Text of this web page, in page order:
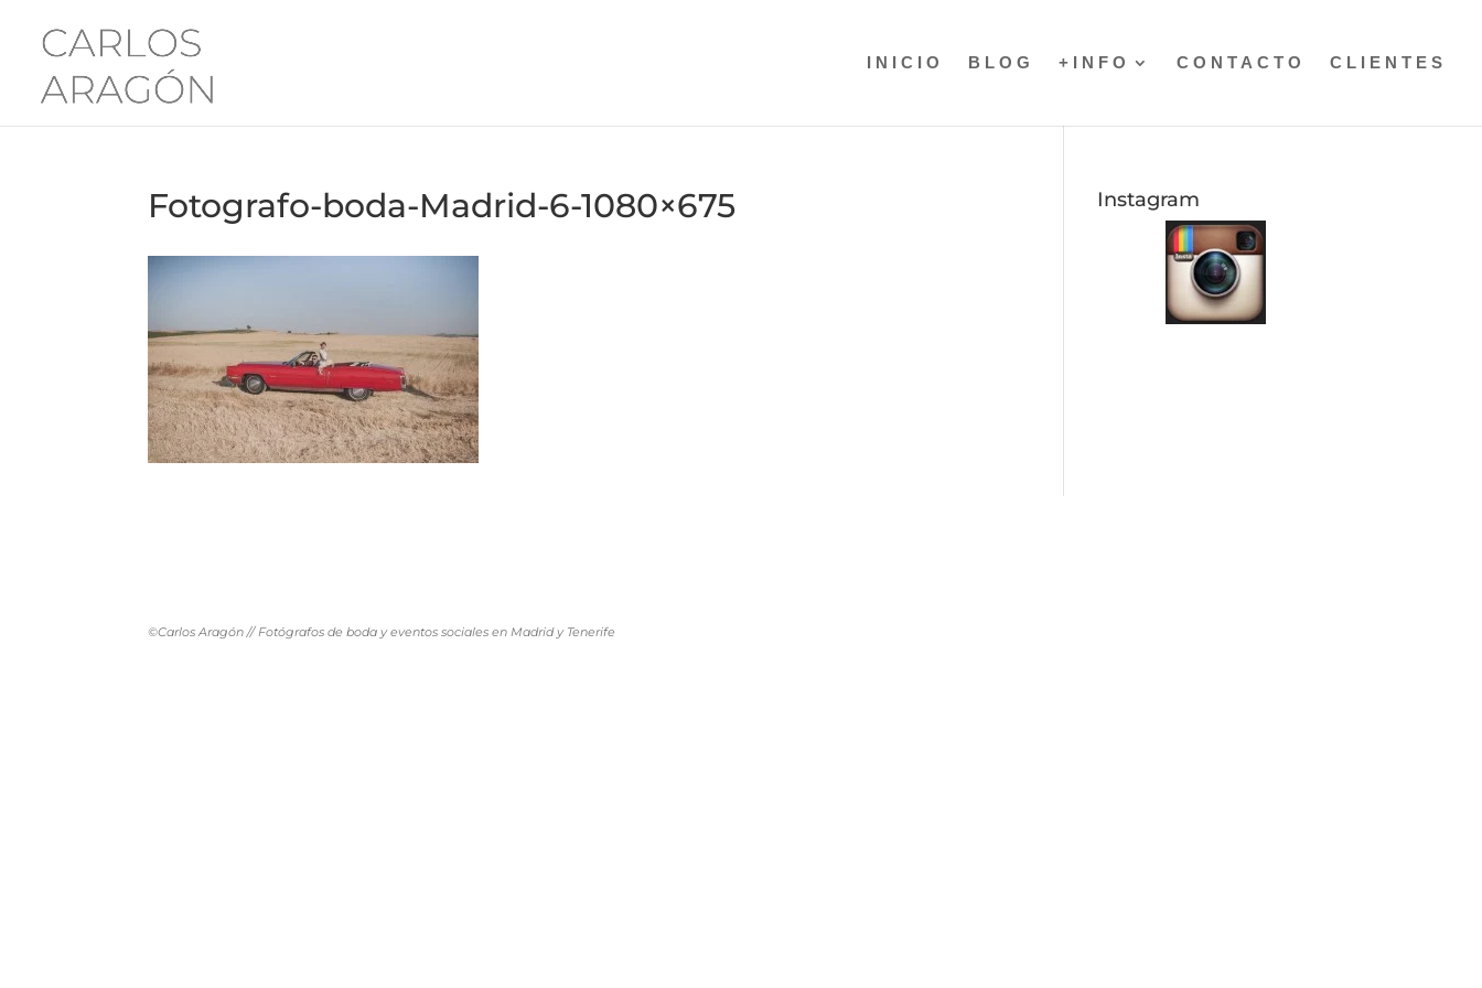
INICIO BLOG +INFO CONTACTO CLIENTES
Fotografo-boda-Madrid-6-1080×675 Instagram
©Carlos Aragón // Fotógrafos de boda y eventos sociales en Madrid y Tenerife